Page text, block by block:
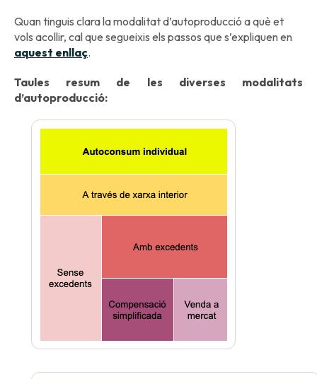
Quan tinguis clara la modalitat d’autoproducció a què et
vols acollir, cal que segueixis els passos que s’expliquen en
aquest enllaç.
Taules resum de les diverses modalitats
d’autoproducció: